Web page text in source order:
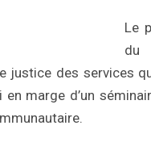
Le
du
justice des services
marge d’un